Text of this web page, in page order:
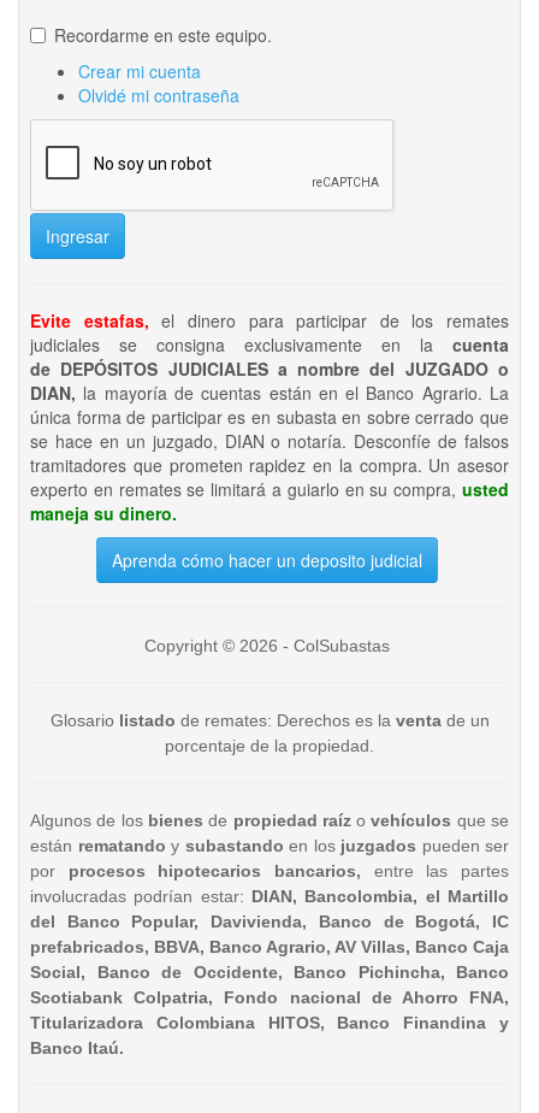
Recordarme en este equipo.
Crear mi cuenta
Olvidé mi contraseña
Ingresar
Evite estafas, el dinero para participar de los remates
judiciales se consigna exclusivamente en la cuenta
de DEPÓSITOS JUDICIALES a nombre del JUZGADO o
DIAN, la mayoría de cuentas están en el Banco Agrario. La
única forma de participar es en subasta en sobre cerrado que
se hace en un juzgado, DIAN o notaría. Desconfíe de falsos
tramitadores que prometen rapidez en la compra. Un asesor
experto en remates se limitará a guiarlo en su compra, usted
maneja su dinero.
Aprenda cómo hacer un deposito judicial
Copyright © 2026 - ColSubastas
Glosario listado de remates: Derechos es la ventade un
porcentaje de la propiedad.
Algunos de los bienesde propiedad raízo vehículos que se
están rematando y subastando en los juzgados pueden ser
por procesos hipotecarios bancarios, entre las partes
involucradas podrían estar: DIAN, Bancolombia, el Martillo
del Banco Popular, Davivienda, Banco de Bogotá, IC
prefabricados, BBVA, Banco Agrario, AV Villas, Banco Caja
Social, Banco de Occidente, Banco Pichincha, Banco
Scotiabank Colpatria, Fondo nacional de Ahorro FNA,
Titularizadora Colombiana HITOS, Banco Finandina y
Banco Itaú.